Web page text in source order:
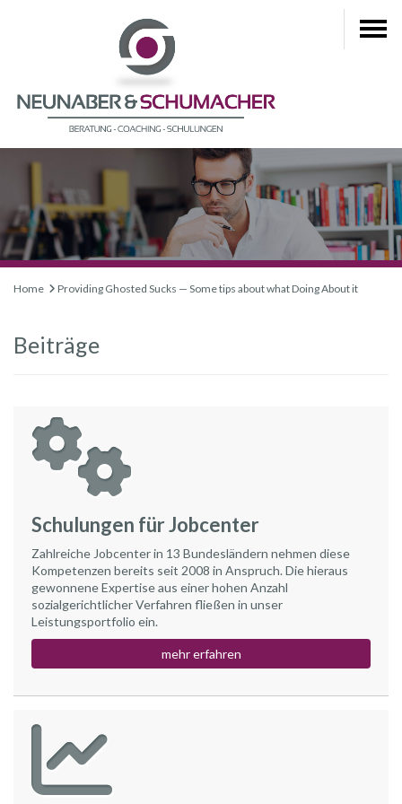
Home Providing Ghosted Sucks — Some tips about what Doing About it
Beiträge
Schulungen für Jobcenter
Zahlreiche Jobcenter in 13 Bundesländern nehmen diese
Kompetenzen bereits seit 2008 in Anspruch. Die hieraus
gewonnene Expertise aus einer hohen Anzahl
sozialgerichtlicher Verfahren fließen in unser
Leistungsportfolio ein.
mehr erfahren